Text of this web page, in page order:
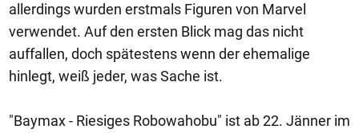
allerdings wurden erstmals Figuren von Marvel
verwendet. Auf den ersten Blick mag das nicht
auffallen, doch spätestens wenn der ehemalige
hinlegt, weiß jeder, was Sache ist.
"Baymax - Riesiges Robowahobu" ist ab 22. Jänner im